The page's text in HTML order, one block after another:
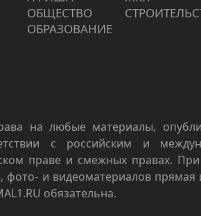
ОБЩЕСТВО
ОБРАЗОВАНИЕ
на любые материалы,
с российским и
праве и смежных правах.
фото- и видеоматериалов прямая
обязательна.